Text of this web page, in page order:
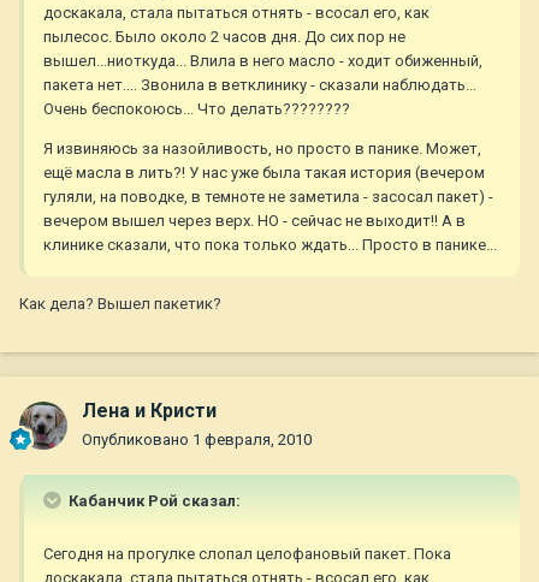
доскакала, стала пытаться отнять - всосал его, как
пылесос. Было около 2 часов дня. До сих пор не
вышел...ниоткуда... Влила в него масло - ходит обиженный,
пакета нет.... Звонила в ветклинику - сказали наблюдать...
Очень беспокоюсь... Что делать????????
Я извиняюсь за назойливость, но просто в панике. Может,
ещё масла в лить?! У нас уже была такая история (вечером
гуляли, на поводке, в темноте не заметила - засосал пакет) -
вечером вышел через верх. НО - сейчас не выходит!! А в
клинике сказали, что пока только ждать... Просто в панике...
Как дела? Вышел пакетик?
Лена и Кристи
Опубликовано 1 февраля, 2010
Кабанчик Рой сказал:
Сегодня на прогулке слопал целофановый пакет. Пока
доскакала, стала пытаться отнять - всосал его, как